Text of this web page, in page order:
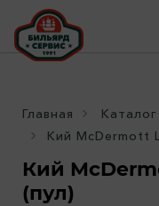
Главная Каталог
Кий McDermott
Кий
(пул)